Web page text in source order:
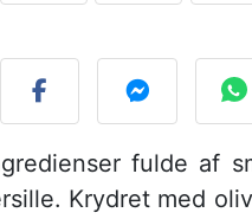
fulde af
Krydret med